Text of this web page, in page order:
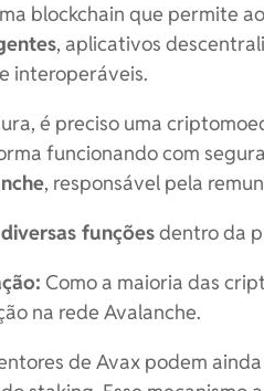
blockchain que permite
, aplicativos
e interoperáveis.
é preciso uma
funcionando com
, responsável pela
funçõesdentro da
Como a maioria das
na rede Avalanche.
de Avax podem